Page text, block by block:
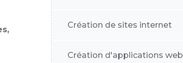
Création de sites internet
Création d'applications web